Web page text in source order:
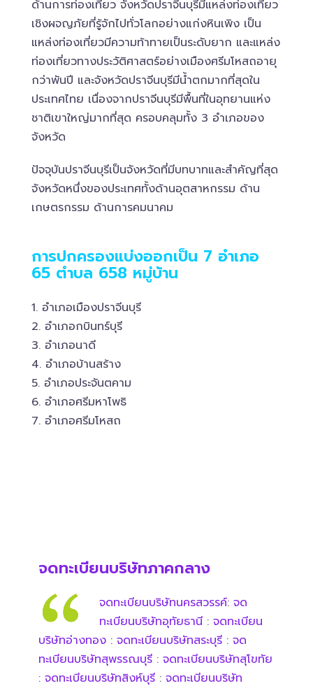
ด้านการท่องเที่ยว จังหวัดปราจีนบุรีมีแหล่งท่องเที่ยว
เชิงผจญภัยที่รู้จักไปทั่วโลกอย่างแก่งหินเพิง เป็น
แหล่งท่องเที่ยวมีความท้าทายเป็นระดับยาก และแหล่ง
ท่องเที่ยวทางประวัติศาสตร์อย่างเมืองศรีมโหสถอายุ
กว่าพันปี และจังหวัดปราจีนบุรีมีน้ำตกมากที่สุดใน
ประเทศไทย เนื่องจากปราจีนบุรีมีพื้นที่ในอุทยานแห่ง
ชาติเขาใหญ่มากที่สุด ครอบคลุมทั้ง 3 อำเภอของ
จังหวัด
ปัจจุบันปราจีนบุรีเป็นจังหวัดที่มีบทบาทและสำคัญที่สุด
จังหวัดหนึ่งของประเทศทั้งด้านอุตสาหกรรม ด้าน
เกษตรกรรม ด้านการคมนาคม
การปกครองแบ่งออกเป็น 7 อำเภอ
65 ตำบล 658 หมู่บ้าน
1. อำเภอเมืองปราจีนบุรี
2. อำเภอกบินทร์บุรี
3. อำเภอนาดี
4. อำเภอบ้านสร้าง
5. อำเภอประจันตคาม
6. อำเภอศรีมหาโพธิ
7. อำเภอศรีมโหสถ
จดทะเบียนบริษัทภาคกลาง
จดทะเบียนบริษัทนครสวรรค์: จด
ทะเบียนบริษัทอุทัยธานี : จดทะเบียน
บริษัทอ่างทอง : จดทะเบียนบริษัทสระบุรี : จด
ทะเบียนบริษัทสุพรรณบุรี : จดทะเบียนบริษัทสุโขทัย
: จดทะเบียนบริษัทสิงห์บุรี : จดทะเบียนบริษัท